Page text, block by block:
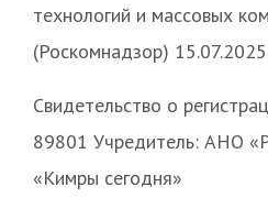
технологий и массовых
(Роскомнадзор)
Свидетельство о
89801 Учредитель: АНО
«Кимры сегодня»